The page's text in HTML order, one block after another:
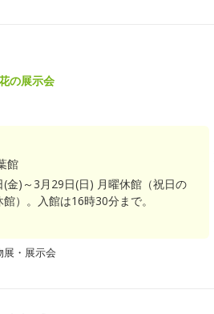
の展示会
館
金)～3月29日(日) 月曜休館（祝日の
）。入館は16時30分まで。
展・展示会